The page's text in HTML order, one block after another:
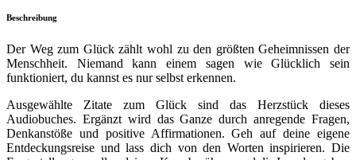
Beschreibung
Der Weg zum Glück zählt wohl zu den größten Geheimnissen der
Menschheit. Niemand kann einem sagen wie Glücklich sein
funktioniert, du kannst es nur selbst erkennen.
Ausgewählte Zitate zum Glück sind das Herzstück dieses
Audiobuches. Ergänzt wird das Ganze durch anregende Fragen,
Denkanstöße und positive Affirmationen. Geh auf deine eigene
Entdeckungsreise und lass dich von den Worten inspirieren. Die